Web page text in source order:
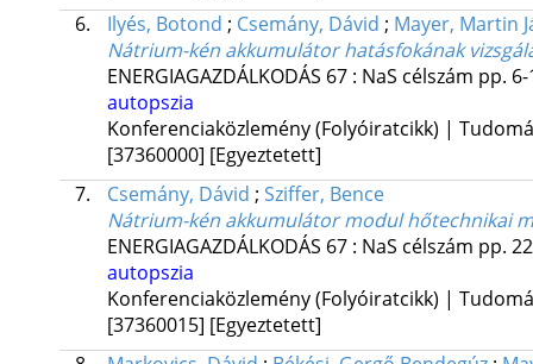
6.
Ilyés, Botond ; Csemány, Dávid ; Mayer, Martin
Nátrium-kén akkumulátor hatásfokának
ENERGIAGAZDÁLKODÁS 67: NaS célszám pp.
autopszia
Konferenciaközlemény (Folyóiratcikk) |
[37360000] [Egyeztetett]
7.
Csemány, Dávid ; Sziffer, Bence
Nátrium-kén akkumulátor modul hőtechnikai
ENERGIAGAZDÁLKODÁS 67: NaS célszám pp.
autopszia
Konferenciaközlemény (Folyóiratcikk) |
[37360015] [Egyeztetett]